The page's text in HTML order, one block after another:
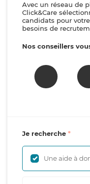
Avec un réseau de
Click&Care
candidats pour
besoins de
Nos conseillers
Je recherche
Une aide à